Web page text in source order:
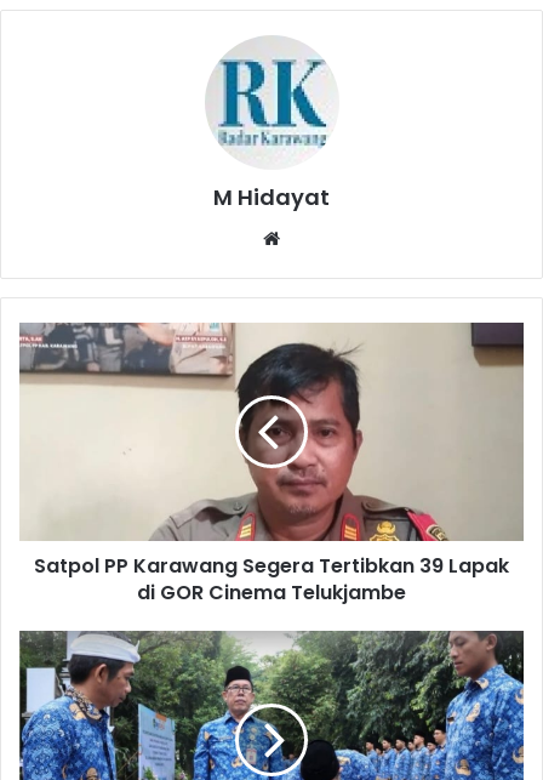
M Hidayat
Satpol
PP
Karawang
GOR
Cinema
Satpol PP Karawang Segera Tertibkan 39 Lapak
di GOR Cinema Telukjambe
97
ASN
Formasi
2024
Resmi
Dilantik,